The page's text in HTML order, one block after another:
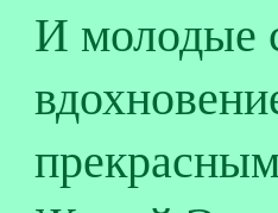
И молодые